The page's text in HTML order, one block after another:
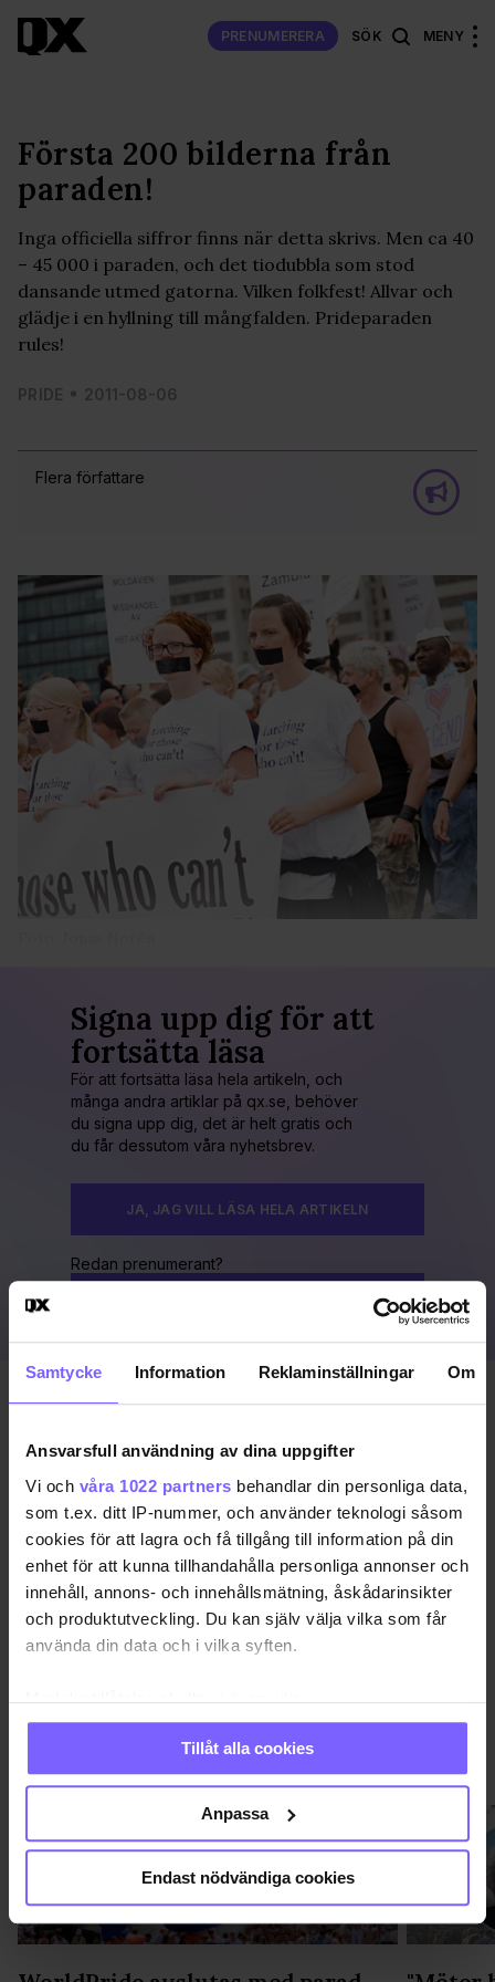
Samtycke Information Reklaminställningar Om
Ansvarsfull användning av dina uppgifter
Vi och våra 1022 partners behandlar din personliga data,
som t.ex. ditt IP-nummer, och använder teknologi såsom
cookies för att lagra och få tillgång till information på din
enhet för att kunna tillhandahålla personliga annonser och
innehåll, annons- och innehållsmätning, åskådarinsikter
och produktutveckling. Du kan själv välja vilka som får
använda din data och i vilka syften.
Med din tillåtelse skulle vi även vilja:
Samla in information om din geografiska plats
som kan ha en noggrannhet på upp till flera meter
Identifiera din enhet genom att aktivt skanna den
för specifika kännetecken (fingeravtryck)
Ta reda på mer om hur dina personliga uppgifter
Du kan ändra eller dra tillbaka ditt samtycke när som
helst från cookie-förklaringen.
Vi använder enhetsidentifierare för att anpassa innehållet
Tillåt alla cookies
Anpassa
Endast nödvändiga cookies
PRENUMERERA SÖK MENY
Flera författare
Första 200 bilderna från
paraden!
Inga officiella siffror finns när detta skrivs. Men ca 40
– 45 000 i paraden, och det tiodubbla som stod
dansande utmed gatorna. Vilken folkfest! Allvar och
glädje i en hyllning till mångfalden. Prideparaden
rules!
PRIDE 2011-08-06
Signa upp dig för att
fortsätta läsa
För att fortsätta läsa hela artikeln, och
många andra artiklar på qx.se, behöver
du signa upp dig, det är helt gratis och
du får dessutom våra nyhetsbrev.
JA, JAG VILL LÄSA HELA ARTIKELN
Redan prenumerant?
STOCKHOLM
DELA DEN HÄR ARTIKELN